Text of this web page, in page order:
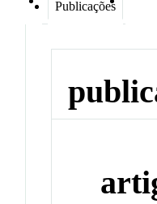
Publicações